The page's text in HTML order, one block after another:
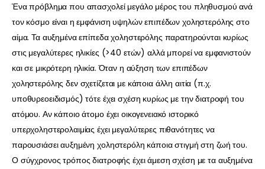
Ένα πρόβλημα που απασχολεί μεγάλο μέρος του πληθυσμού ανά
τον κόσμο είναι η εμφάνιση υψηλών επιπέδων χοληστερόλης στο
αίμα. Τα αυξημένα επίπεδα χοληστερόλης παρατηρούνται κυρίως
στις μεγαλύτερες ηλικίες (>40 ετών) αλλά μπορεί να εμφανιστούν
και σε μικρότερη ηλικία. Όταν η αύξηση των επιπέδων
χοληστερόλης δεν σχετίζεται με κάποια άλλη αιτία (π.χ.
υποθυρεοειδισμός) τότε έχει σχέση κυρίως με την διατροφή του
ατόμου. Αν κάποιο άτομο έχει οικογενειακό ιστορικό
υπερχοληστερολαιμίας έχει μεγαλύτερες πιθανότητες να
παρουσιάσει αυξημένη χοληστερόλη κάποια στιγμή στη ζωή του.
Ο σύγχρονος τρόπος διατροφής έχει άμεση σχέση με τα αυξημένα